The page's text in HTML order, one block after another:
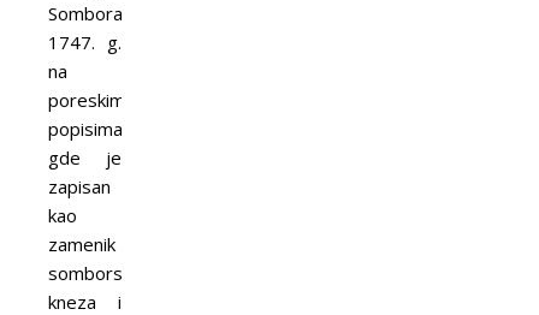
Somboraca,
1747. g.
na
poreskim
popisima,
gde je
zapisan
kao
zamenik
somborskog
kneza i